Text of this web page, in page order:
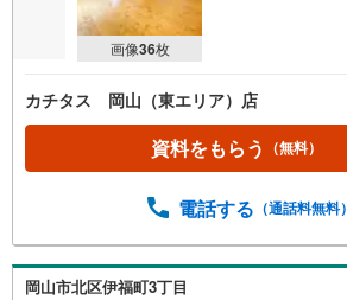
画像36枚
カチタス 岡山（東エリア）店
資料をもらう （無料）
電話する （通話料無料）
岡山市北区伊福町3丁目